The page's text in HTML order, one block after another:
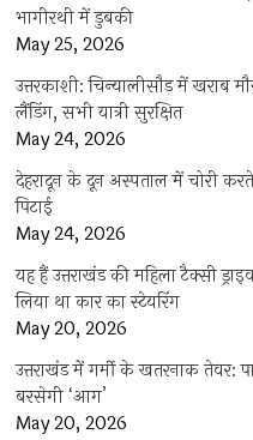
भागीरथी में डुबकी
May 25, 2026
उत्तरकाशी: चिन्यालीसौड़ में
लैंडिंग, सभी यात्री सुरक्षित
May 24, 2026
देहरादून के दून अस्पताल में चोरी
पिटाई
May 24, 2026
यह हैं उत्तराखंड की महिला टैक्सी
लिया था कार का स्टेयरिंग
May 20, 2026
उत्तराखंड में गर्मी के खतरनाक
बरसेगी ‘आग’
May 20, 2026